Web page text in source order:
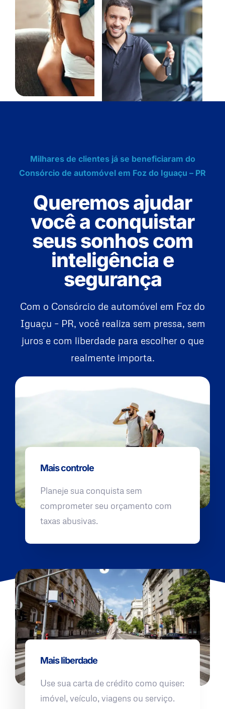
Milhares de clientes já se beneficiaram do
Consórcio de automóvel em Foz do Iguaçu – PR
Queremos ajudar
você a conquistar
seus sonhos com
inteligência e
segurança
Com o Consórcio de automóvel em Foz do
Iguaçu – PR, você realiza sem pressa, sem
juros e com liberdade para escolher o que
realmente importa.
Mais controle
Planeje sua conquista sem
comprometer seu orçamento com
taxas abusivas.
Mais liberdade
Use sua carta de crédito como quiser:
imóvel, veículo, viagens ou serviço.